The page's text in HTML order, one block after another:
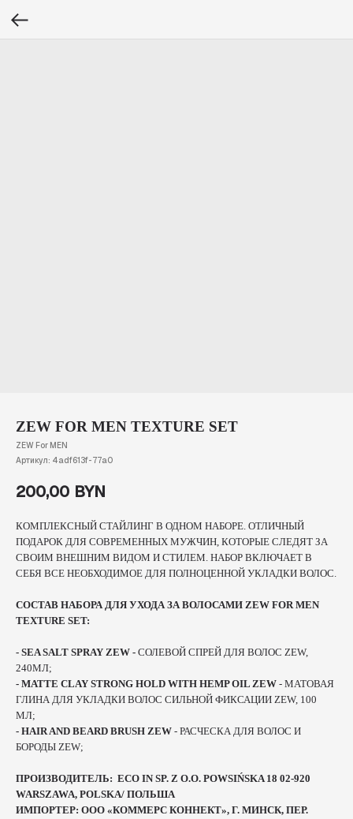
ZEW FOR MEN TEXTURE SET
ZEW For MEN
Артикул: 4adf613f-77a0
200,00 BYN
КОМПЛЕКСНЫЙ СТАЙЛИНГ В ОДНОМ НАБОРЕ. ОТЛИЧНЫЙ
ПОДАРОК ДЛЯ СОВРЕМЕННЫХ МУЖЧИН, КОТОРЫЕ СЛЕДЯТ ЗА
СВОИМ ВНЕШНИМ ВИДОМ И СТИЛЕМ. НАБОР ВКЛЮЧАЕТ В
СЕБЯ ВСЕ НЕОБХОДИМОЕ ДЛЯ ПОЛНОЦЕННОЙ УКЛАДКИ ВОЛОС.
СОСТАВ НАБОРА ДЛЯ УХОДА ЗА ВОЛОСАМИ ZEW FOR MEN
TEXTURE SET:
- SEA SALT SPRAY ZEW - СОЛЕВОЙ СПРЕЙ ДЛЯ ВОЛОС ZEW,
240МЛ;
- MATTE CLAY STRONG HOLD WITH HEMP OIL ZEW - МАТОВАЯ
ГЛИНА ДЛЯ УКЛАДКИ ВОЛОС СИЛЬНОЙ ФИКСАЦИИ ZEW, 100
МЛ;
- HAIR AND BEARD BRUSH ZEW - РАСЧЕСКА ДЛЯ ВОЛОС И
БОРОДЫ ZEW;
ПРОИЗВОДИТЕЛЬ: ECO IN SP. Z O.O. POWSIŃSKA 18 02-920
WARSZAWA, POLSKA/ ПОЛЬША
ИМПОРТЕР: ООО «КОММЕРС КОННЕКТ», Г. МИНСК, ПЕР.